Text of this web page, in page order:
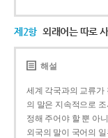
제2항 외래어는 따로
해설
세계 각국과의 교류가
의 말은 지속적으로
정해 주어야 할 뿐 아
외국의 말이 국어의